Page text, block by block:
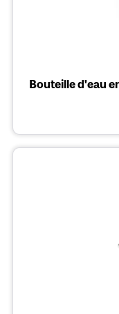
Bouteille d'eau